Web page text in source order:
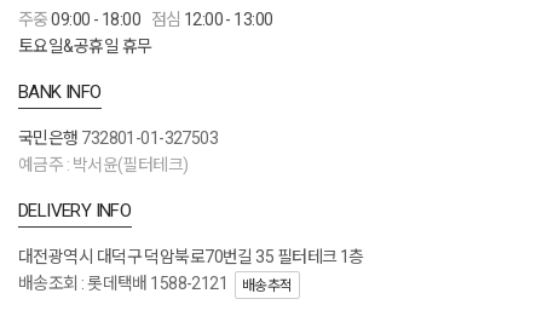
주중09:00 - 18:00 점심 12:00 - 13:00
토요일&공휴일 휴무
BANK INFO
국민은행 732801-01-327503
예금주 : 박서윤(필터테크)
DELIVERY INFO
대전광역시 대덕구 덕암북로70번길 35 필터테크 1층
배송조회 : 롯데택배 1588-2121
배송추적